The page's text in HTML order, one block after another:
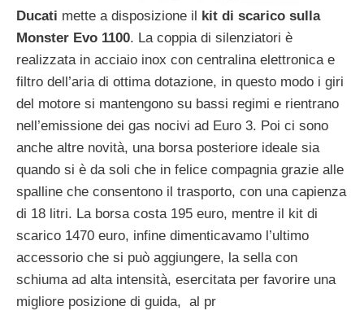
Ducati mette a disposizione il kit di scarico sulla
Monster Evo 1100. La coppia di silenziatori è
realizzata in acciaio inox con centralina elettronica e
filtro dell’aria di ottima dotazione, in questo modo i giri
del motore si mantengono su bassi regimi e rientrano
nell’emissione dei gas nocivi ad Euro 3. Poi ci sono
anche altre novità, una borsa posteriore ideale sia
quando si è da soli che in felice compagnia grazie alle
spalline che consentono il trasporto, con una capienza
di 18 litri. La borsa costa 195 euro, mentre il kit di
scarico 1470 euro, infine dimenticavamo l’ultimo
accessorio che si può aggiungere, la sella con
schiuma ad alta intensità, esercitata per favorire una
migliore posizione di guida, al pr